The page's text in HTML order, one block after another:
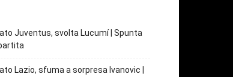
Juventus, svolta Lucumí | Spunta
Lazio, sfuma a sorpresa Ivanovic |